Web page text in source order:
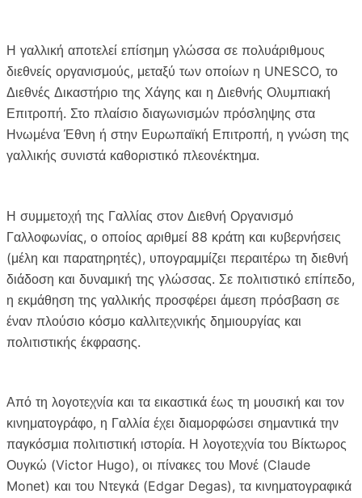
Η γαλλική αποτελεί επίσημη γλώσσα σε πολυάριθμους
διεθνείς οργανισμούς, μεταξύ των οποίων η UNESCO, το
Διεθνές Δικαστήριο της Χάγης και η Διεθνής Ολυμπιακή
Επιτροπή. Στο πλαίσιο διαγωνισμών πρόσληψης στα
Ηνωμένα Έθνη ή στην Ευρωπαϊκή Επιτροπή, η γνώση της
γαλλικής συνιστά καθοριστικό πλεονέκτημα.
Η συμμετοχή της Γαλλίας στον Διεθνή Οργανισμό
Γαλλοφωνίας, ο οποίος αριθμεί 88 κράτη και κυβερνήσεις
(μέλη και παρατηρητές), υπογραμμίζει περαιτέρω τη διεθνή
διάδοση και δυναμική της γλώσσας. Σε πολιτιστικό επίπεδο,
η εκμάθηση της γαλλικής προσφέρει άμεση πρόσβαση σε
έναν πλούσιο κόσμο καλλιτεχνικής δημιουργίας και
πολιτιστικής έκφρασης.
Από τη λογοτεχνία και τα εικαστικά έως τη μουσική και τον
κινηματογράφο, η Γαλλία έχει διαμορφώσει σημαντικά την
παγκόσμια πολιτιστική ιστορία. Η λογοτεχνία του Βίκτωρος
Ουγκώ (Victor Hugo), οι πίνακες του Μονέ (Claude
Monet) και του Ντεγκά (Edgar Degas), τα κινηματογραφικά